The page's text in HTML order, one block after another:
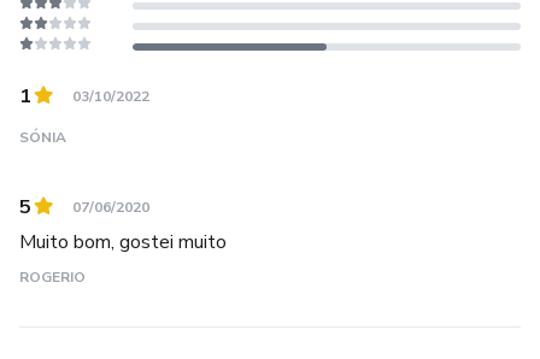
Meditação para Auto Cura (Duração 1hora e 20 minutos)
Meditar de Forma Fácil e Simples
1 03/10/2022
SÓNIA
5 07/06/2020
Muito bom, gostei muito
ROGERIO